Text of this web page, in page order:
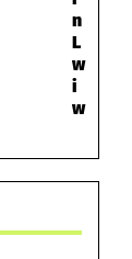
n
L
w
i
w